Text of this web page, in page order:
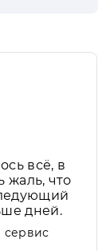
всё, в
жаль, что
дней.
сервис